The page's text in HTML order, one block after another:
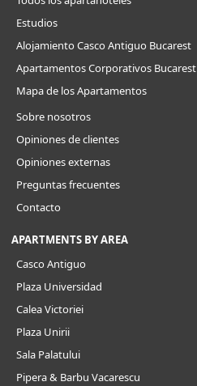
Estudios
Alojamiento Casco Antiguo Bucarest
Apartamentos Corporativos Bucarest
Mapa de los Apartamentos
Sobre nosotros
Opiniones de clientes
Opiniones externas
Preguntas frecuentes
Contacto
APARTMENTS BY AREA
Casco Antiguo
Plaza Universidad
Calea Victoriei
Plaza Unirii
Sala Palatului
Pipera & Barbu Vacarescu